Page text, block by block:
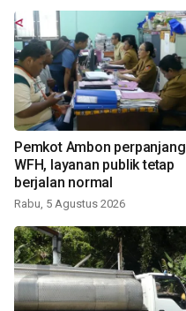
Pemkot Ambon perpanjang
WFH, layanan publik tetap
berjalan normal
Rabu, 5 Agustus 2026